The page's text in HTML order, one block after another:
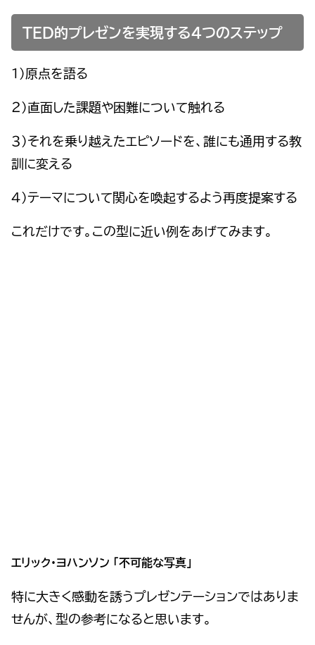
TED的プレゼンを実現する４つのステップ
１）原点を語る
２）直面した課題や困難について触れる
３）それを乗り越えたエピソードを、誰にも通用する教
訓に変える
４）テーマについて関心を喚起するよう再度提案する
これだけです。この型に近い例をあげてみます。
エリック・ヨハンソン 「不可能な写真」
特に大きく感動を誘うプレゼンテーションではありま
せんが、型の参考になると思います。